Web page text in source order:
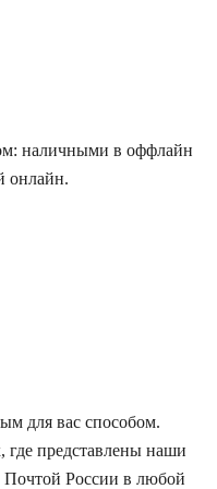
наличными в оффлайн
онлайн.
для вас способом.
где представлены наши
России в любой